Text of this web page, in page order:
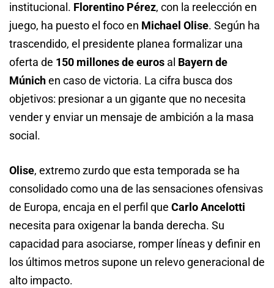
institucional. Florentino Pérez, con la reelección en
juego, ha puesto el foco en Michael Olise. Según ha
trascendido, el presidente planea formalizar una
oferta de 150 millones de euros al Bayern de
Múnichen caso de victoria. La cifra busca dos
objetivos: presionar a un gigante que no necesita
vender y enviar un mensaje de ambición a la masa
social.
Olise, extremo zurdo que esta temporada se ha
consolidado como una de las sensaciones ofensivas
de Europa, encaja en el perfil que Carlo Ancelotti
necesita para oxigenar la banda derecha. Su
capacidad para asociarse, romper líneas y definir en
los últimos metros supone un relevo generacional de
alto impacto.